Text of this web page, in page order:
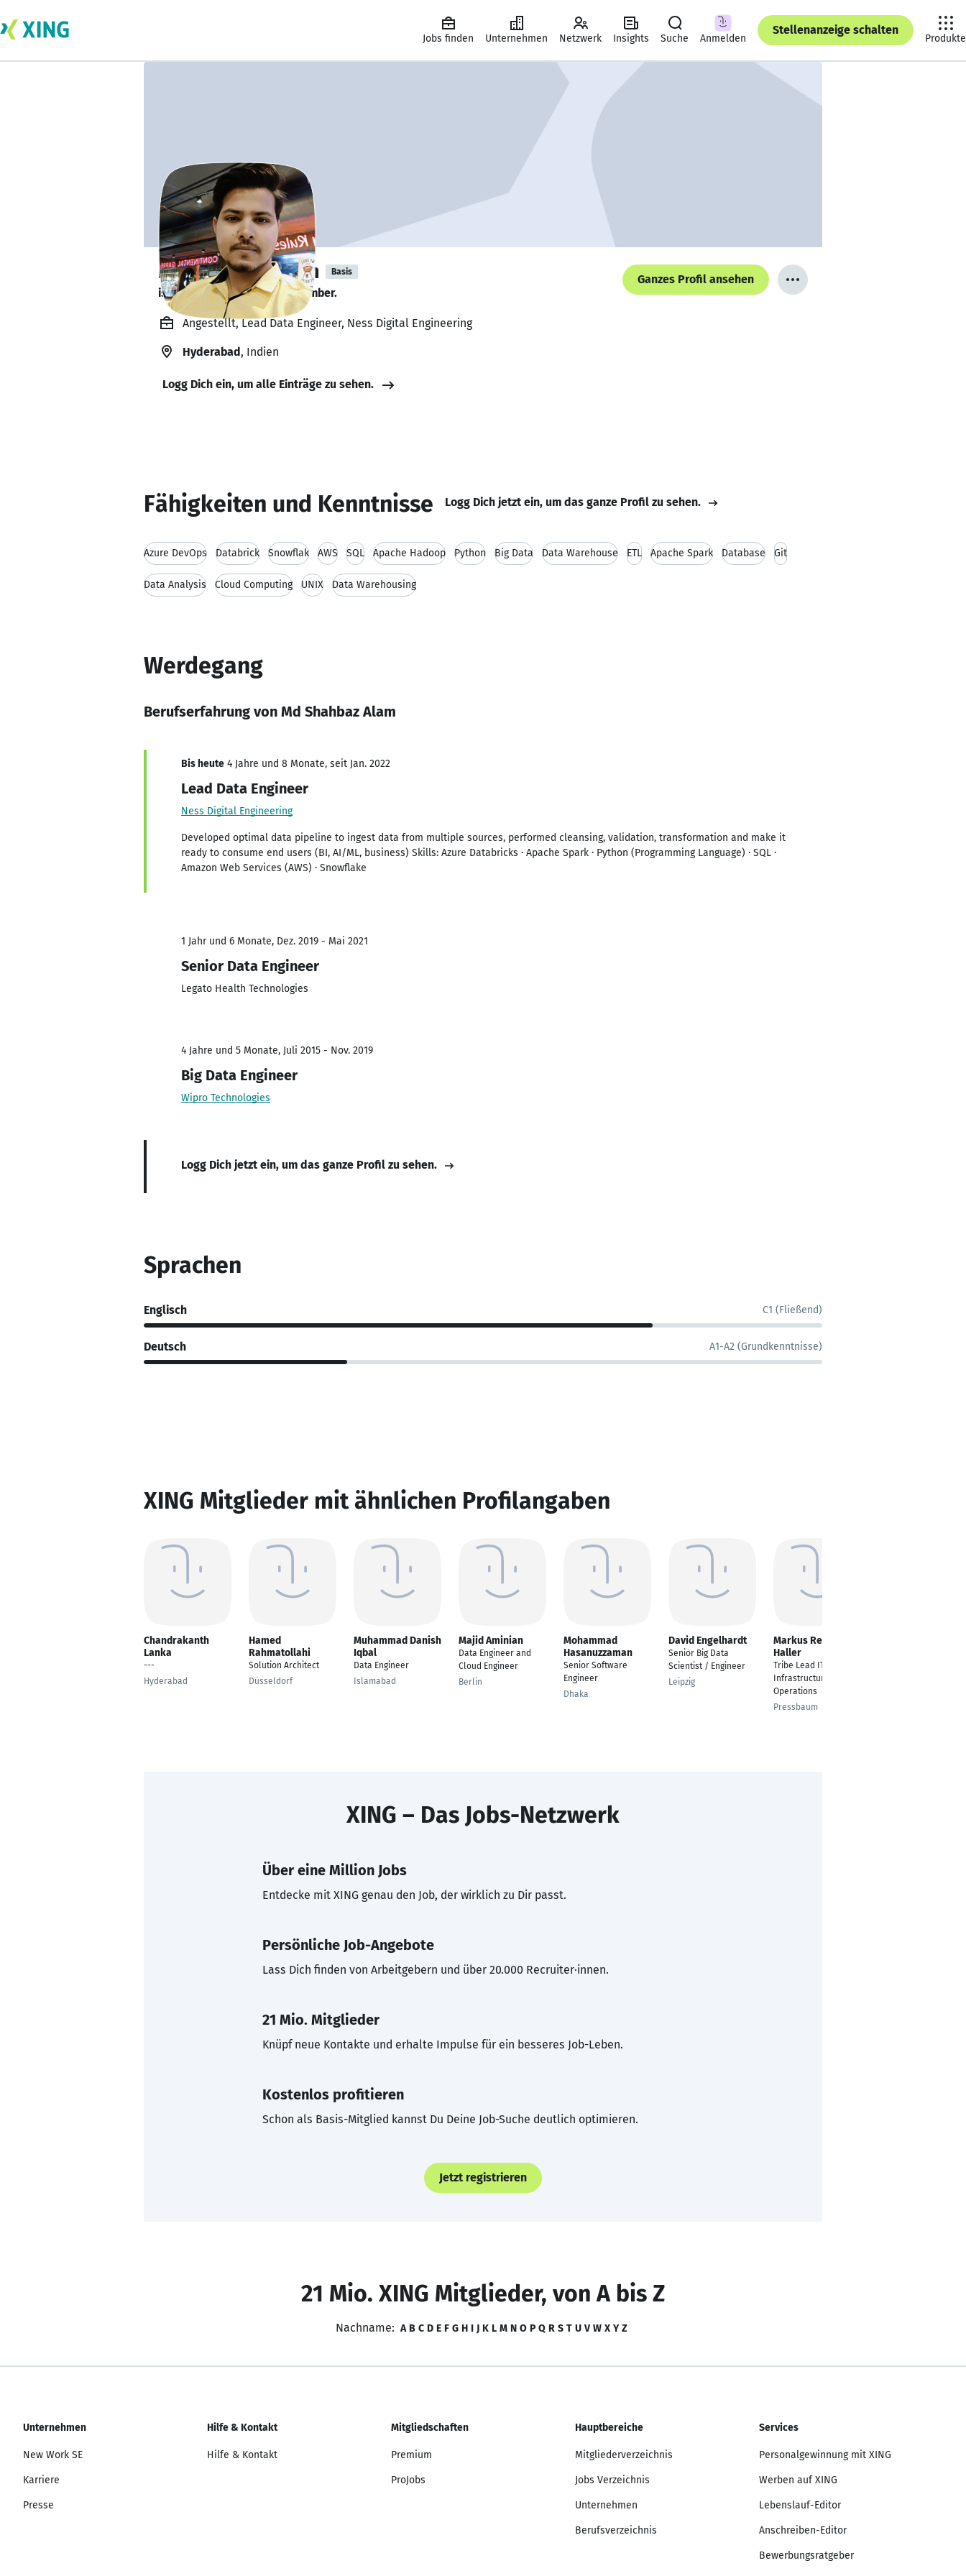
Jobs finden Unternehmen Netzwerk Insights Suche Anmelden
Stellenanzeige schalten
Produkte
Md Shahbaz Alam Basis
is looking for a new team member.
Ganzes Profil ansehen
Angestellt, Lead Data Engineer, Ness Digital Engineering
Hyderabad, Indien
Logg Dich ein, um alle Einträge zu sehen.
Fähigkeiten und Kenntnisse Logg Dich jetzt ein, um das ganze Profil zu sehen.
Azure DevOps Databrick Snowflak AWS SQL Apache Hadoop Python Big Data Data Warehouse ETL Apache Spark Database Git
Data Analysis Cloud Computing UNIX Data Warehousing
Werdegang
Berufserfahrung von Md Shahbaz Alam
Bis heute 4 Jahre und 8 Monate, seit Jan. 2022
Lead Data Engineer
Ness Digital Engineering
Developed optimal data pipeline to ingest data from multiple sources, performed cleansing, validation, transformation and make it
ready to consume end users (BI, AI/ML, business) Skills: Azure Databricks · Apache Spark · Python (Programming Language) · SQL ·
Amazon Web Services (AWS) · Snowflake
1 Jahr und 6 Monate, Dez. 2019 - Mai 2021
Senior Data Engineer
Legato Health Technologies
4 Jahre und 5 Monate, Juli 2015 - Nov. 2019
Big Data Engineer
Wipro Technologies
Logg Dich jetzt ein, um das ganze Profil zu sehen.
Sprachen
Englisch C1 (Fließend)
Deutsch A1-A2 (Grundkenntnisse)
XING Mitglieder mit ähnlichen Profilangaben
Chandrakanth
Lanka
---
Hyderabad
Hamed
Rahmatollahi
Solution Architect
Düsseldorf
Muhammad Danish
Iqbal
Data Engineer
Islamabad
Majid Aminian
Data Engineer and
Cloud Engineer
Berlin
Mohammad
Hasanuzzaman
Senior Software
Engineer
Dhaka
David Engelhardt
Senior Big Data
Scientist / Engineer
Leipzig
Markus Renelt-
Haller
Tribe Lead IT
Infrastructure/IT
Operations
Pressbaum
XING – Das Jobs-Netzwerk
Über eine Million Jobs
Entdecke mit XING genau den Job, der wirklich zu Dir passt.
Persönliche Job-Angebote
Lass Dich finden von Arbeitgebern und über 20.000 Recruiter·innen.
21 Mio. Mitglieder
Knüpf neue Kontakte und erhalte Impulse für ein besseres Job-Leben.
Kostenlos profitieren
Schon als Basis-Mitglied kannst Du Deine Job-Suche deutlich optimieren.
Jetzt registrieren
21 Mio. XING Mitglieder, von A bis Z
Nachname: A B C D E F G H I J K L M N O P Q R S T U V W X Y Z
Unternehmen
New Work SE
Karriere
Presse
Hilfe & Kontakt
Hilfe & Kontakt
Mitgliedschaften
Premium
ProJobs
Hauptbereiche
Mitgliederverzeichnis
Jobs Verzeichnis
Unternehmen
Berufsverzeichnis
Services
Personalgewinnung mit XING
Werben auf XING
Lebenslauf-Editor
Anschreiben-Editor
Bewerbungsratgeber